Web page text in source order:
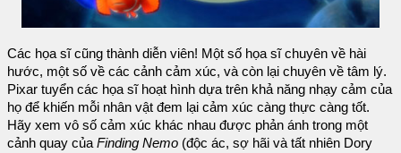
Các họa sĩ cũng thành diễn viên! Một số họa sĩ chuyên về hài
hước, một số về các cảnh cảm xúc, và còn lại chuyên về tâm lý.
Pixar tuyển các họa sĩ hoạt hình dựa trên khả năng nhạy cảm của
họ để khiến mỗi nhân vật đem lại cảm xúc càng thực càng tốt.
Hãy xem vô số cảm xúc khác nhau được phản ánh trong một
cảnh quay củaFinding Nemo (độc ác, sợ hãi và tất nhiên Dory